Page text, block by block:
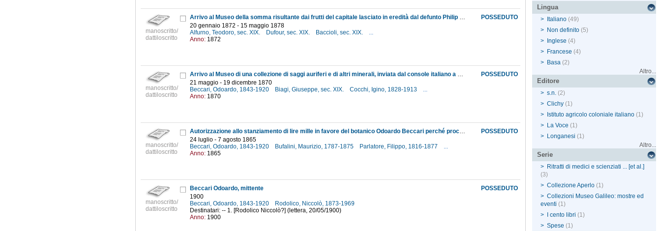
manoscritto/
dattiloscritto
POSSEDUTO
Arrivo al Museo della somma risultante dai frutti del capitale lasciato in eredità dal defunto Philip Barker Webb al granduca di Toscana, insieme al suo erbario ed alla sua biblioteca, che furono depositati nel Museo; impiego di una parte di tale somma per pagare: gli scaffali fatti per l'erbario e la biblioteca Webb, le piante secche del Borneo ed alcune opere cedute da Odoardo Beccari, la continuazione di opere, periodiche e non, rimaste incomplete nella biblioteca Webb; il resto della somma viene investito in certificati del debito pubblico, in modo da utilizzarne la rendita per la conservazione e l'aumento dell'erbario e della biblioteca
20 gennaio 1872 - 15 maggio 1878
Alfurno, Teodoro, sec. XIX.
Dufour, sec. XIX. Baccioli, sec. XIX.
...
Anno: 1872
manoscritto/
dattiloscritto
POSSEDUTO
Arrivo al Museo di una collezione di saggi auriferi e di altri minerali, inviata dal console italiano a Melbourne, in parte frutto di acquisti per conto del Museo ed in parte dono del segretario del Dipartimento delle miniere di Melbourne; a quest'ultimo saranno inviati in cambio campioni di rocce e minerali italiani
21 maggio - 19 dicembre 1870
Beccari, Odoardo, 1843-1920
Biagi, Giuseppe, sec. XIX. Cocchi, Igino, 1828-1913
...
Anno: 1870
manoscritto/
dattiloscritto
POSSEDUTO
Autorizzazione allo stanziamento di lire mille in favore del botanico Odoardo Beccari perché procuri prodotti vegetali e animali rari in occasione del suo viaggio nel Borneo, a condizione che la somma sia pagata con la dotazione ordinaria del Giardino botanico
24 luglio - 7 agosto 1865
Beccari, Odoardo, 1843-1920
Bufalini, Maurizio, 1787-1875 Parlatore, Filippo, 1816-1877
...
Anno: 1865
manoscritto/
dattiloscritto
POSSEDUTO
Beccari Odoardo, mittente
1900
Beccari, Odoardo, 1843-1920
Rodolico, Niccolò, 1873-1969
Destinatari: -- 1. [Rodolico Niccolò?] (lettera, 20/05/1900)
Anno: 1900
Lingua
> Italiano (49)
> Non definito (5)
>
Inglese (4)
> Francese (4)
> Basa (2)
Altro...
Editore
> s.n. (2)
> Clichy (1)
>
Istituto agricolo coloniale italiano (1)
> La Voce (1)
> Longanesi (1)
Altro...
Serie
> Ritratti di medici e scienziati ... [et al.]
(3)
> Collezione Aperlo (1)
> Collezioni Museo Galileo: mostre ed
eventi (1)
>
I cento libri (1)
> Spese (1)